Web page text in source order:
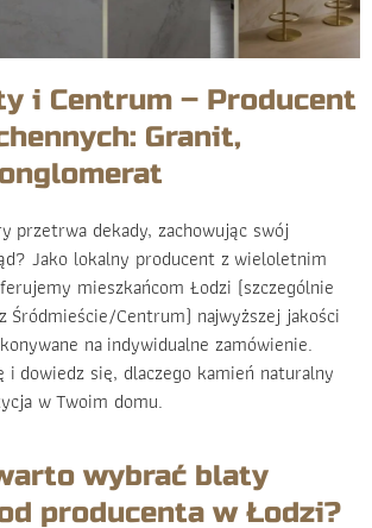
i Centrum – Producent
Granit,
przetrwa dekady, zachowując swój
Jako lokalny producent z wieloletnim
mieszkańcom Łodzi (szczególnie
Śródmieście/Centrum) najwyższej jakości
na indywidualne zamówienie.
i dowiedz się, dlaczego kamień naturalny
w Twoim domu.
wybrać blaty
producenta w Łodzi?